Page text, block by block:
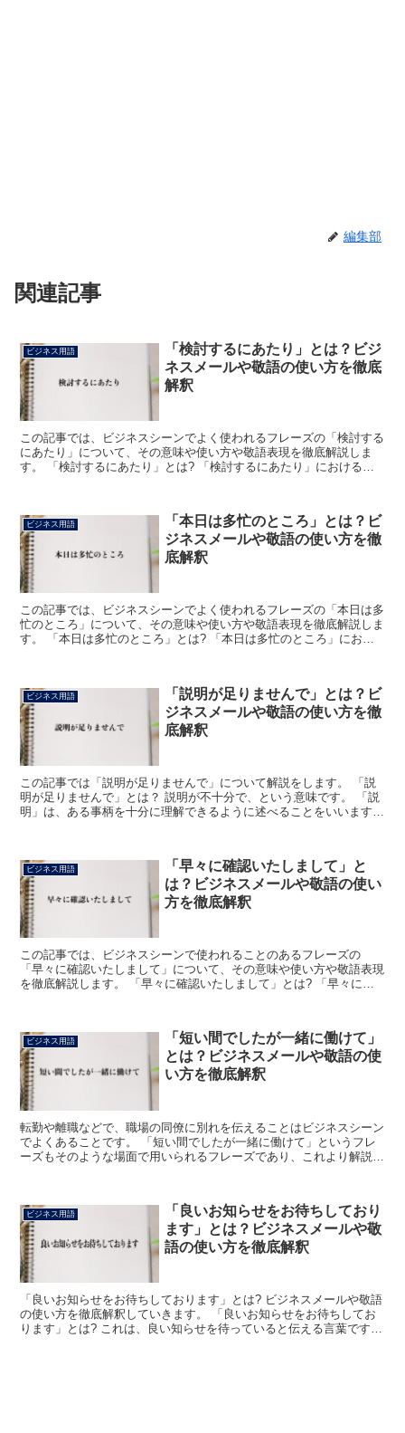
編集部
関連記事
ビジネス用語
「検討するにあたり」とは？ビジ
ネスメールや敬語の使い方を徹底
解釈
この記事では、ビジネスシーンでよく使われるフレーズの「検討する
にあたり」について、その意味や使い方や敬語表現を徹底解説しま
す。 「検討するにあたり」とは? 「検討するにあたり」における
ビジネス用語
「本日は多忙のところ」とは？ビ
ジネスメールや敬語の使い方を徹
底解釈
この記事では、ビジネスシーンでよく使われるフレーズの「本日は多
忙のところ」について、その意味や使い方や敬語表現を徹底解説しま
す。 「本日は多忙のところ」とは? 「本日は多忙のところ」におけ
ビジネス用語
「説明が足りませんで」とは？ビ
ジネスメールや敬語の使い方を徹
底解釈
この記事では「説明が足りませんで」について解説をします。 「説
明が足りませんで」とは？ 説明が不十分で、という意味です。 「説
明」は、ある事柄を十分に理解できるように述べることをいいます。
ビジネス用語
「早々に確認いたしまして」と
は？ビジネスメールや敬語の使い
方を徹底解釈
この記事では、ビジネスシーンで使われることのあるフレーズの
「早々に確認いたしまして」について、その意味や使い方や敬語表現
を徹底解説します。 「早々に確認いたしまして」とは? 「早々に確
ビジネス用語
「短い間でしたが一緒に働けて」
とは？ビジネスメールや敬語の使
い方を徹底解釈
転勤や離職などで、職場の同僚に別れを伝えることはビジネスシーン
でよくあることです。 「短い間でしたが一緒に働けて」というフレ
ーズもそのような場面で用いられるフレーズであり、これより解説い
ビジネス用語
「良いお知らせをお待ちしており
ます」とは？ビジネスメールや敬
語の使い方を徹底解釈
「良いお知らせをお待ちしております」とは? ビジネスメールや敬語
の使い方を徹底解釈していきます。 「良いお知らせをお待ちしてお
ります」とは? これは、良い知らせを待っていると伝える言葉です。